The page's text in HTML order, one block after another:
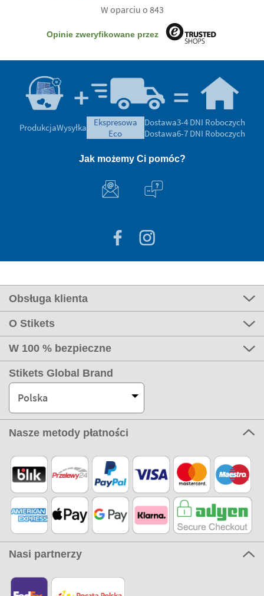
W oparciu o 843
Opinie zweryfikowane przez
ProdukcjaWysyłka
ekspresowa
eco
Dostawa3-4 DNI Roboczych
Dostawa6-7 DNI Roboczych
Jak możemy Ci pomóc?
Obsługa klienta
O Stikets
W 100 % bezpieczne
Stikets Global Brand
Polska
Nasze metody płatności
Nasi partnerzy